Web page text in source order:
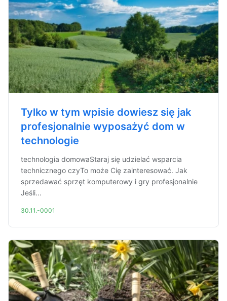
Tylko w tym wpisie dowiesz się jak
profesjonalnie wyposażyć dom w
technologie
technologia domowaStaraj się udzielać wsparcia
technicznego czyTo może Cię zainteresować. Jak
sprzedawać sprzęt komputerowy i gry profesjonalnie
Jeśli...
30.11.-0001